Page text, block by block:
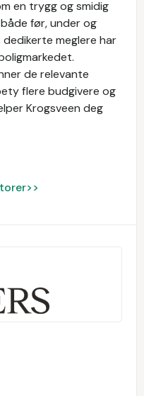
en trygg og smidig
før, under og
meglere har
de relevante
flere budgivere og
Krogsveen deg